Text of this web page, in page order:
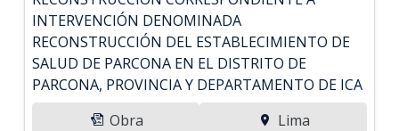
INTERVENCIÓN DENOMINADA
RECONSTRUCCIÓN DEL ESTABLECIMIENTO DE
SALUD DE PARCONA EN EL DISTRITO DE
PARCONA, PROVINCIA Y DEPARTAMENTO DE ICA
Obra
Lima